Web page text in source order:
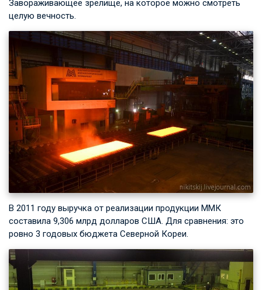
Завораживающее зрелище, на которое можно смотреть
целую вечность.
В 2011 году выручка от реализации продукции ММК
составила 9,306 млрд долларов США. Для сравнения: это
ровно 3 годовых бюджета Северной Кореи.